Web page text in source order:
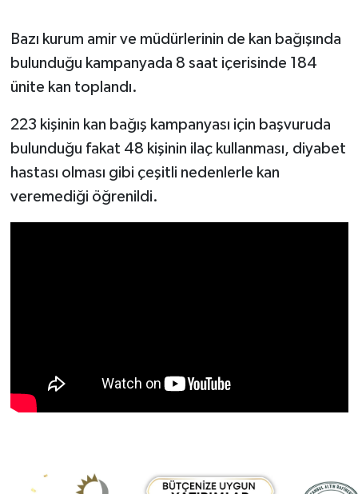
Bazı kurum amir ve müdürlerinin de kan bağışında
bulunduğu kampanyada 8 saat içerisinde 184
ünite kan toplandı.
223 kişinin kan bağış kampanyası için başvuruda
bulunduğu fakat 48 kişinin ilaç kullanması, diyabet
hastası olması gibi çeşitli nedenlerle kan
veremediği öğrenildi.